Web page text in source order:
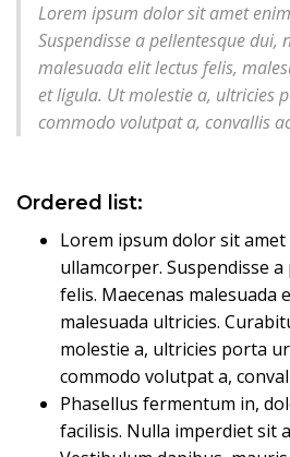
Lorem ipsum dolor sit amet
Suspendisse a pellentesque dui,
malesuada elit lectus felis,
et ligula. Ut molestie a, ultricies
commodo volutpat a, convallis
Ordered list:
Lorem ipsum dolor sit amet
ullamcorper. Suspendisse
felis. Maecenas malesuada
malesuada ultricies.
molestie a, ultricies porta
commodo volutpat a,
Phasellus fermentum in,
facilisis. Nulla imperdiet sit